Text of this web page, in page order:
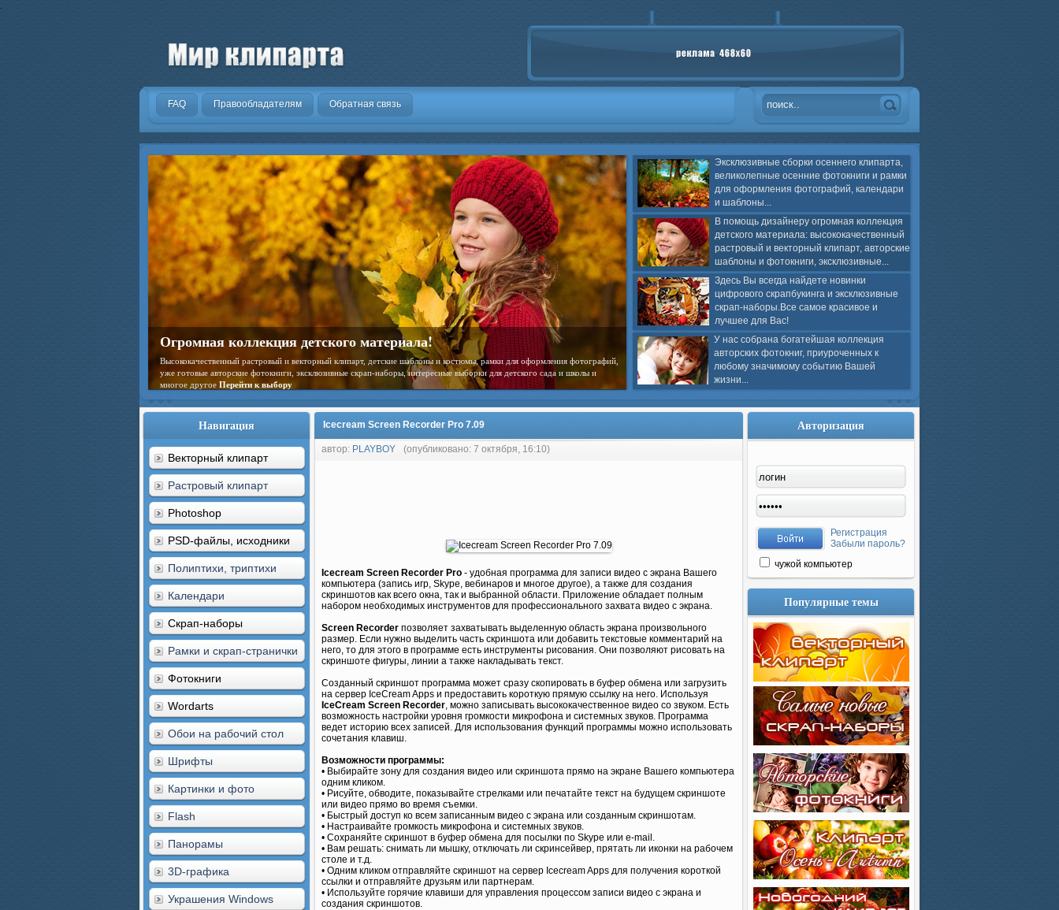
.
FAQ Правообладателям Обратная связь
Эксклюзивные сборки осеннего клипарта,
великолепные осенние фотокниги и рамки
для оформления фотографий, календари
и шаблоны...
В помощь дизайнеру огромная коллекция
детского материала: высококачественный
растровый и векторный клипарт, авторские
шаблоны и фотокниги, эксклюзивные...
Здесь Вы всегда найдете новинки
цифрового скрапбукинга и эксклюзивные
скрап-наборы.Все самое красивое и
лучшее для Вас!
У нас собрана богатейшая коллекция
авторских фотокниг, приуроченных к
любому значимому событию Вашей
жизни...
Огромная коллекция детского материала!
Высококачественный растровый и векторный клипарт, детские шаблоны и костюмы, рамки для оформления фотографий,
уже готовые авторские фотокниги, эксклюзивные скрап-наборы, интересные выборки для детского сада и школы и
многое другое Перейти к выбору
Навигация
Векторный клипарт
Растровый клипарт
Photoshop
PSD-файлы, исходники
Полиптихи, триптихи
Календари
Скрап-наборы
Рамки и скрап-странички
Фотокниги
Wordarts
Обои на рабочий стол
Шрифты
Картинки и фото
Flash
Панорамы
3D-графика
Украшения Windows
Icecream Screen Recorder Pro 7.09
автор: PLAYBOY (опубликовано: 7 октября, 16:10)
Icecream Screen Recorder Pro - удобная программа для записи видео с экрана Вашего
компьютера (запись игр, Skype, вебинаров и многое другое), а также для создания
скриншотов как всего окна, так и выбранной области. Приложение обладает полным
набором необходимых инструментов для профессионального захвата видео с экрана.
Screen Recorder позволяет захватывать выделенную область экрана произвольного
размер. Если нужно выделить часть скриншота или добавить текстовые комментарий на
него, то для этого в программе есть инструменты рисования. Они позволяют рисовать на
скриншоте фигуры, линии а также накладывать текст.
Созданный скриншот программа может сразу скопировать в буфер обмена или загрузить
на сервер IceCream Apps и предоставить короткую прямую ссылку на него. Используя
IceCream Screen Recorder, можно записывать высококачественное видео со звуком. Есть
возможность настройки уровня громкости микрофона и системных звуков. Программа
ведет историю всех записей. Для использования функций программы можно использовать
сочетания клавиш.
Возможности программы:
• Выбирайте зону для создания видео или скриншота прямо на экране Вашего компьютера
одним кликом.
• Рисуйте, обводите, показывайте стрелками или печатайте текст на будущем скриншоте
или видео прямо во время съемки.
• Быстрый доступ ко всем записанным видео с экрана или созданным скриншотам.
• Настраивайте громкость микрофона и системных звуков.
• Сохраняйте скриншот в буфер обмена для посылки по Skype или e-mail.
• Вам решать: снимать ли мышку, отключать ли скринсейвер, прятать ли иконки на рабочем
столе и т.д.
• Одним кликом отправляйте скриншот на сервер Icecream Apps для получения короткой
ссылки и отправляйте друзьям или партнерам.
• Используйте горячие клавиши для управления процессом записи видео с экрана и
создания скриншотов.
Авторизация
Регистрация
Забыли пароль?
чужой компьютер
Популярные темы